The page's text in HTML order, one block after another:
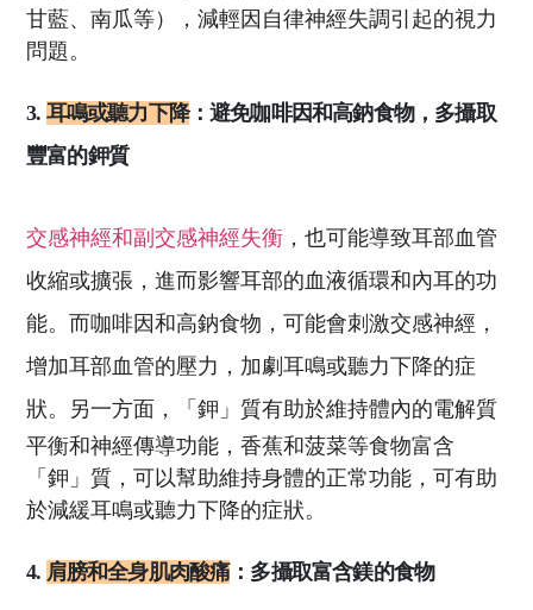
甘藍、南瓜等），減輕因自律神經失調引起的視力
問題。
3. 耳鳴或聽力下降：避免咖啡因和高鈉食物，多攝取
豐富的鉀質
交感神經和副交感神經失衡 ，也可能導致耳部血管
收縮或擴張，進而影響耳部的血液循環和內耳的功
能。而咖啡因和高鈉食物，可能會刺激交感神經，
增加耳部血管的壓力，加劇耳鳴或聽力下降的症
狀。 另一方面，「鉀」質有助於維持體內的電解質
平衡和神經傳導功能，香蕉和菠菜等食物富含
「鉀」質，可以幫助維持身體的正常功能，可有助
於減緩耳鳴或聽力下降的症狀。
4. 肩膀和全身肌肉酸痛：多攝取富含鎂的食物